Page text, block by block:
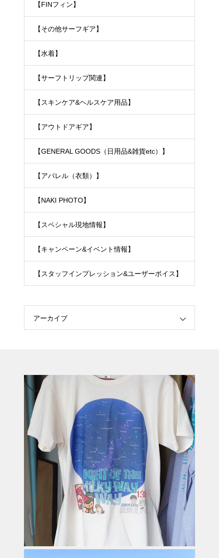
【FINフィン】
【その他サーフギア】
【水着】
【サーフトリップ関連】
【スキンケア&ヘルスケア用品】
【アウトドアギア】
【GENERAL GOODS（日用品&雑貨etc）】
【アパレル（衣類）】
【NAKI PHOTO】
【スペシャル現地情報】
【キャンペーン&イベント情報】
【スタッフインプレッション&ユーザーボイス】
アーカイブ